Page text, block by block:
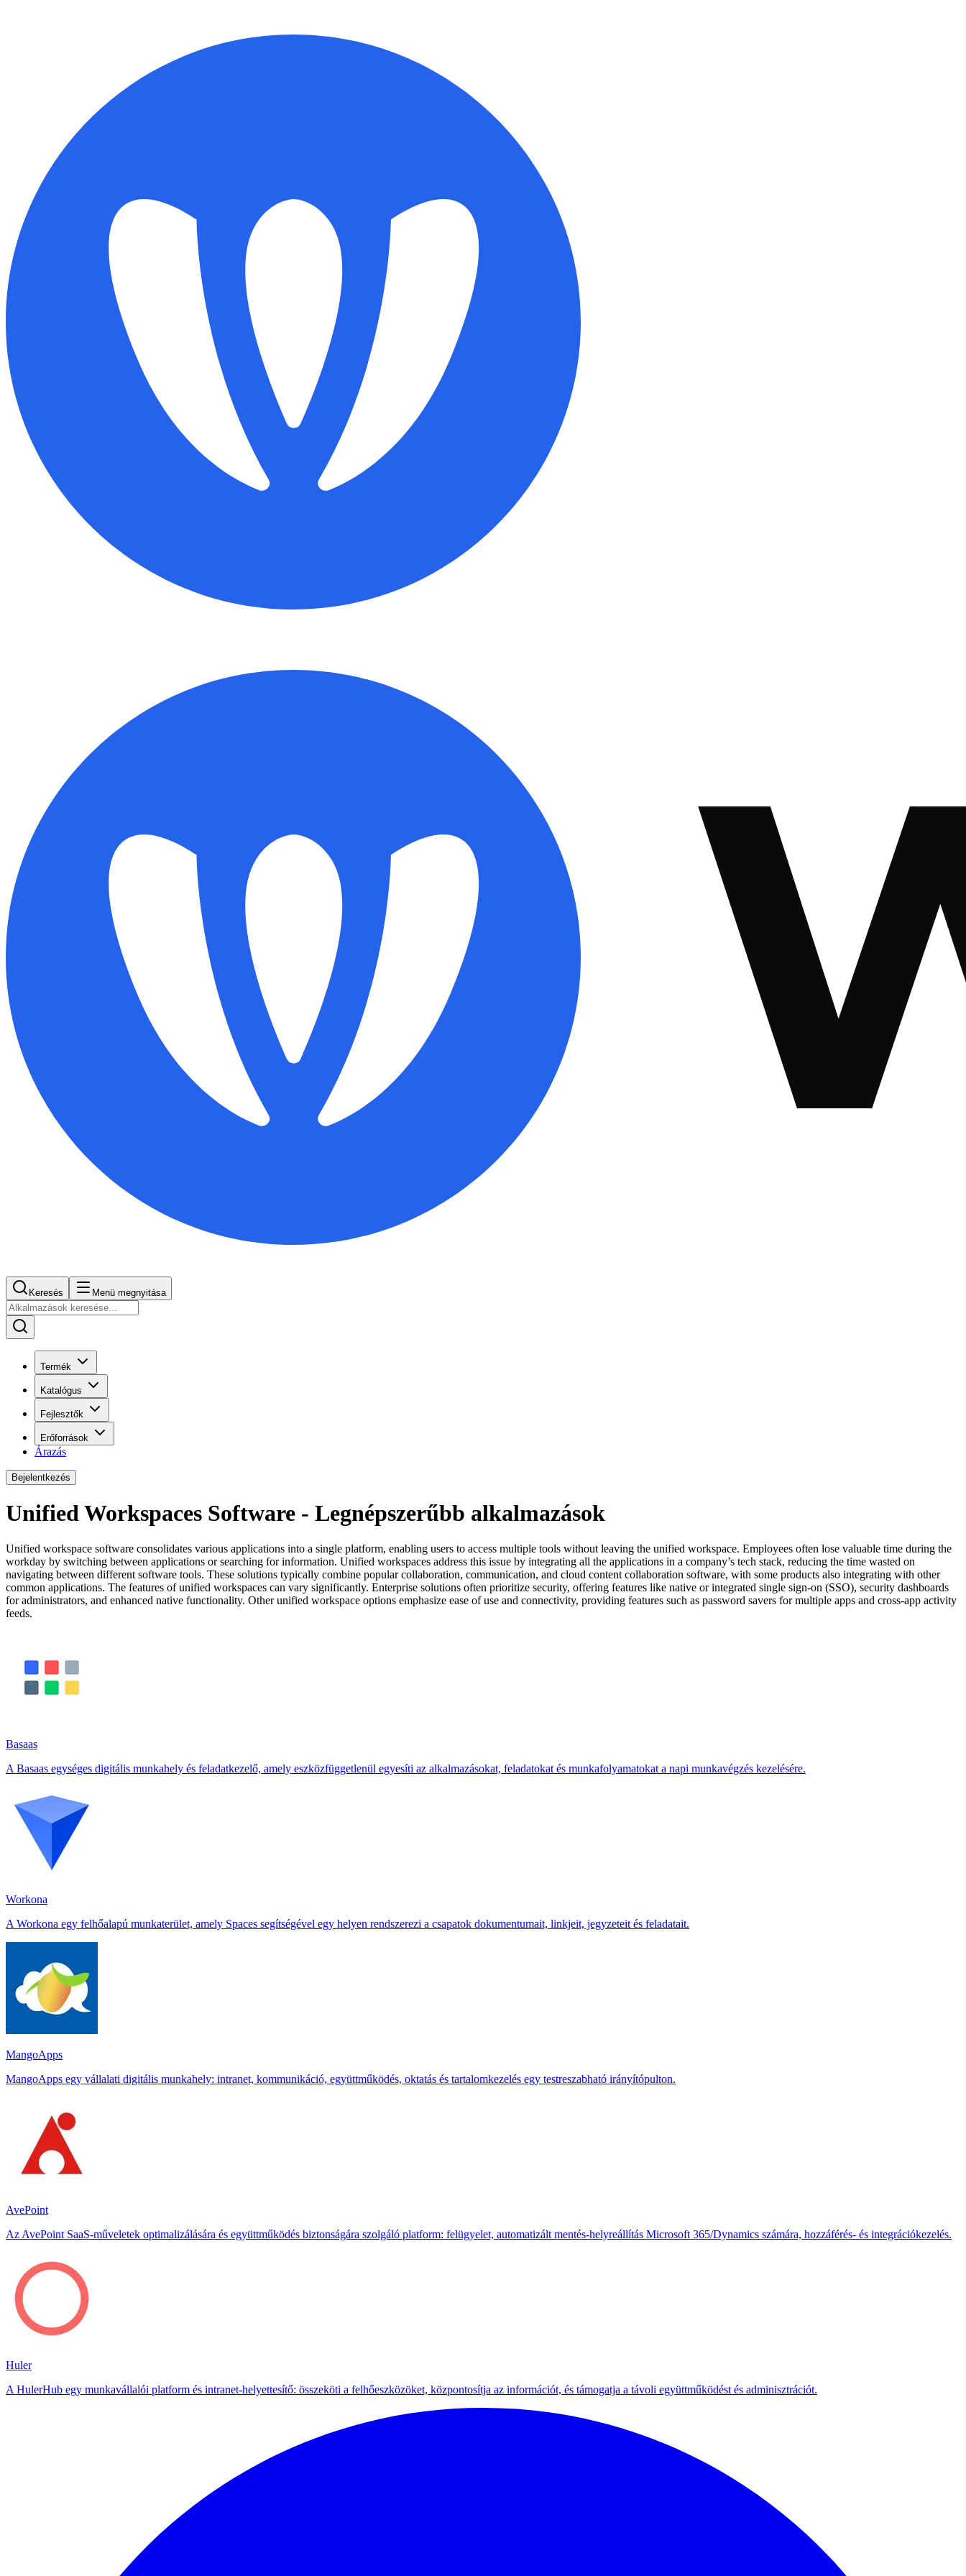
Keresés Menü megnyitása
Termék
Katalógus
Fejlesztők
Erőforrások
Árazás
Bejelentkezés
Unified Workspaces Software - Legnépszerűbb alkalmazások
Unified workspace software consolidates various applications into a single platform, enabling users to access multiple tools without leaving the unified workspace. Employees often lose valuable time during the
workday by switching between applications or searching for information. Unified workspaces address this issue by integrating all the applications in a company’s tech stack, reducing the time wasted on
navigating between different software tools. These solutions typically combine popular collaboration, communication, and cloud content collaboration software, with some products also integrating with other
common applications. The features of unified workspaces can vary significantly. Enterprise solutions often prioritize security, offering features like native or integrated single sign-on (SSO), security dashboards
for administrators, and enhanced native functionality. Other unified workspace options emphasize ease of use and connectivity, providing features such as password savers for multiple apps and cross-app activity
feeds.
Basaas
A Basaas egységes digitális munkahely és feladatkezelő, amely eszközfüggetlenül egyesíti az alkalmazásokat, feladatokat és munkafolyamatokat a napi munkavégzés kezelésére.
Workona
A Workona egy felhőalapú munkaterület, amely Spaces segítségével egy helyen rendszerezi a csapatok dokumentumait, linkjeit, jegyzeteit és feladatait.
MangoApps
MangoApps egy vállalati digitális munkahely: intranet, kommunikáció, együttműködés, oktatás és tartalomkezelés egy testreszabható irányítópulton.
AvePoint
Az AvePoint SaaS-műveletek optimalizálására és együttműködés biztonságára szolgáló platform: felügyelet, automatizált mentés-helyreállítás Microsoft 365/Dynamics számára, hozzáférés- és integrációkezelés.
Huler
A HulerHub egy munkavállalói platform és intranet-helyettesítő: összeköti a felhőeszközöket, központosítja az információt, és támogatja a távoli együttműködést és adminisztrációt.